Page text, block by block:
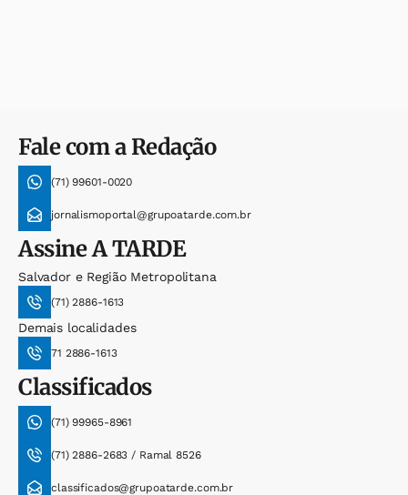
Fale com a Redação
(71) 99601-0020
jornalismoportal@grupoatarde.com.br
AssineA TARDE
Salvador e Região Metropolitana
(71) 2886-1613
Demais localidades
71 2886-1613
Classificados
(71) 99965-8961
(71) 2886-2683 / Ramal 8526
classificados@grupoatarde.com.br